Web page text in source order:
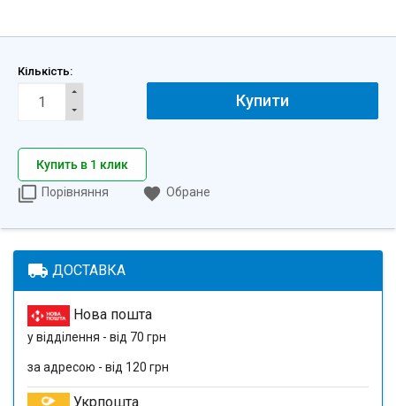
Кількість:
Купити
Купить в 1 клик
Порівняння
Обране
local_shipping ДОСТАВКА
Нова пошта
у відділення - від 70 грн
за адресою - від 120 грн
Укрпошта